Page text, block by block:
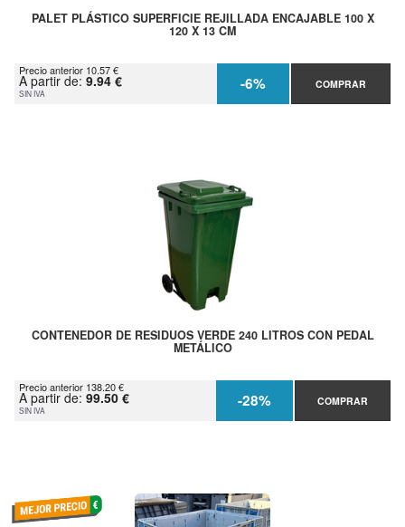
PALET PLÁSTICO SUPERFICIE REJILLADA ENCAJABLE 100 X
120 X 13 CM
Precio anterior 10.57 €
A partir de: 9.94 €
SIN IVA -6% COMPRAR
CONTENEDOR DE RESIDUOS VERDE 240 LITROS CON PEDAL
METÁLICO
Precio anterior 138.20 €
A partir de: 99.50 €
SIN IVA -28% COMPRAR